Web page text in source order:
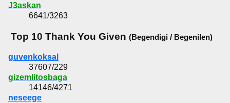
J3askan
6641/3263
Top 10 Thank You Given (Begendigi / Begenilen)
guvenkoksal
37607/229
gizemlitosbaga
14146/4271
neseege